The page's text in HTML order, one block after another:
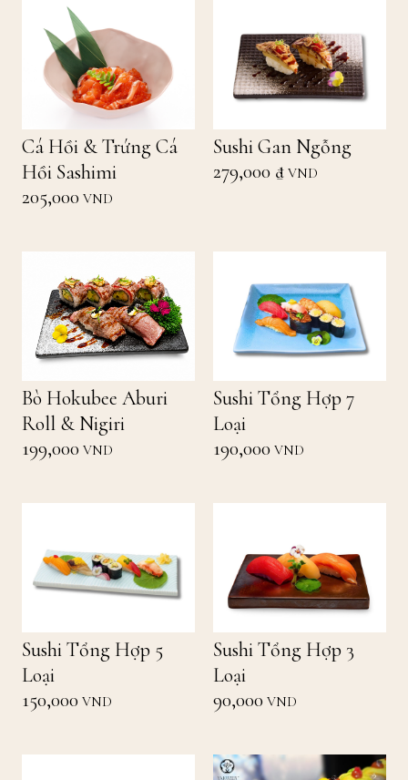
Cá Hồi & Trứng Cá
Hồi Sashimi
205,000 VND
Sushi Gan Ngỗng
279,000 ₫ VND
Bò Hokubee Aburi
Roll & Nigiri
199,000 VND
Sushi Tổng Hợp 7
Loại
190,000 VND
Sushi Tổng Hợp 5
Loại
150,000 VND
Sushi Tổng Hợp 3
Loại
90,000 VND